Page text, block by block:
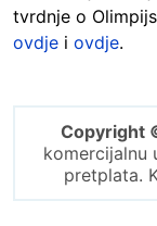
tvrdnje o
ovdje i ovdje.
Copyright
komercijalnu
pretplata.